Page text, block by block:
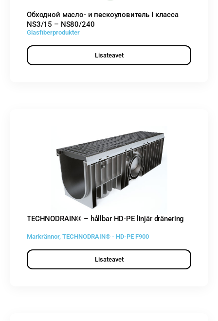
Обходной масло- и пескоуловитель I класса
NS3/15 – NS80/240
Glasfiberprodukter
Lisateavet
TECHNODRAIN® – hållbar HD-PE linjär dränering
Markrännor, TECHNODRAIN® - HD-PE F900
Lisateavet